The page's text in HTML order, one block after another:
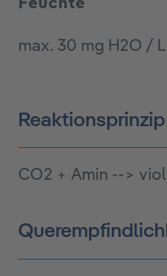
Feuchte
max. 30 mg H2O / L
Reaktionsprinzip
CO2 + Amin -->